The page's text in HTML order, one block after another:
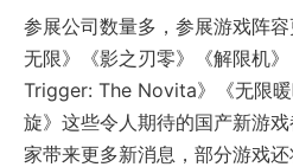
参展公司数量多，参展游戏阵
无限》《影之刃零》《解限机
Trigger: The Novita》《无限
旋》这些令人期待的国产新游
家带来更多新消息，部分游戏